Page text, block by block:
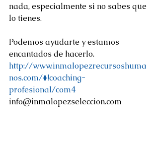
nada, especialmente si no sabes que
lo tienes.
Podemos ayudarte y estamos
encantados de hacerlo.
http://www.inmalopezrecursoshuma
nos.com/#!coaching-
profesional/com4
info@inmalopezseleccion.com